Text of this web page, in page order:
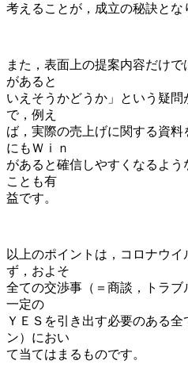
考えることが，成立の秘訣とな
また，表面上の提案内容だけ
があると
いえそうかどうか」という疑
で，例え
ば，実際の売上げに関する資
にもＷｉｎ
があると確信しやすくなるよ
ことも有
益です。
以上のポイントは，コロナウ
ず，およそ
全ての交渉事（＝商談，トラ
一定の
ＹＥＳを引き出す必要のある
ン）におい
て当てはまるものです。